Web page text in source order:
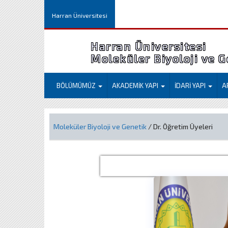
Harran Üniversitesi
Harran Üniversitesi
Moleküler Biyoloji ve
BÖLÜMÜMÜZ AKADEMİK YAPI İDARİ YAPI
Moleküler Biyoloji ve Genetik / Dr. Öğretim Üyeleri